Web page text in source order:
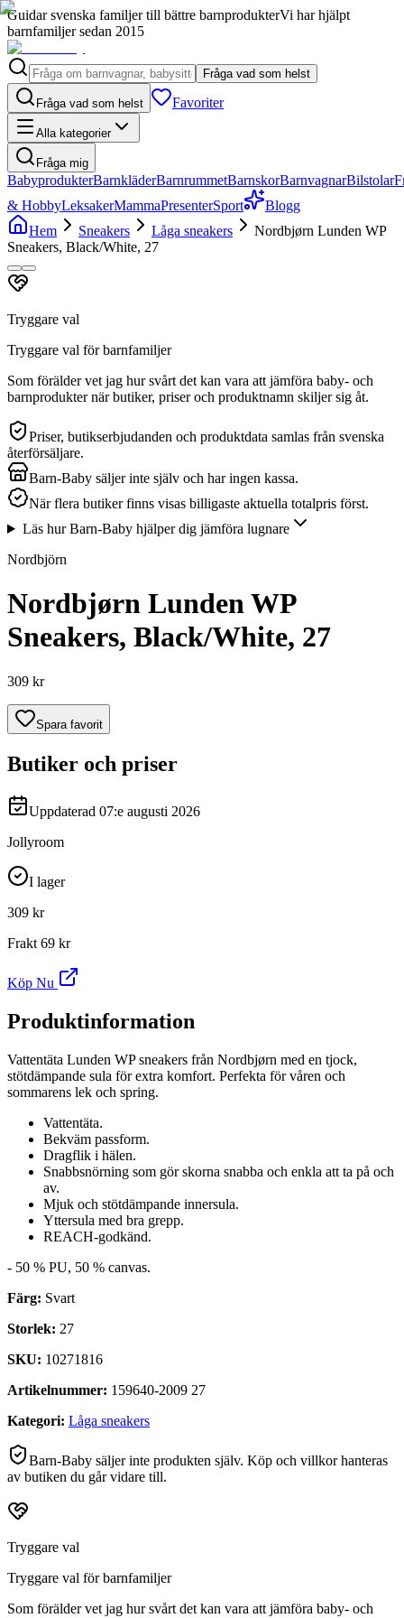
Guidar svenska familjer till bättre barnprodukterVi har hjälpt
barnfamiljer sedan 2015
Fråga vad som helst
Fråga vad som helst Favoriter
Alla kategorier
Fråga mig
BabyprodukterBarnkläderBarnrummetBarnskorBarnvagnarBilstolar
& HobbyLeksakerMammaPresenterSport
Blogg
Hem
Sneakers Låga sneakers
Nordbjørn Lunden WP
Sneakers, Black/White, 27
Tryggare val
Tryggare val för barnfamiljer
Som förälder vet jag hur svårt det kan vara att jämföra baby- och
barnprodukter när butiker, priser och produktnamn skiljer sig åt.
Priser, butikserbjudanden och produktdata samlas från svenska
återförsäljare.
Barn-Baby säljer inte själv och har ingen kassa.
När flera butiker finns visas billigaste aktuella totalpris först.
Läs hur Barn-Baby hjälper dig jämföra lugnare
Nordbjörn
Nordbjørn Lunden WP
Sneakers, Black/White, 27
309 kr
Spara favorit
Butiker och priser
Uppdaterad 07:e augusti 2026
Jollyroom
I lager
309 kr
Frakt 69 kr
Köp Nu
Produktinformation
Vattentäta Lunden WP sneakers från Nordbjørn med en tjock,
stötdämpande sula för extra komfort. Perfekta för våren och
sommarens lek och spring.
Vattentäta.
Bekväm passform.
Dragflik i hälen.
Snabbsnörning som gör skorna snabba och enkla att ta på och
av.
Mjuk och stötdämpande innersula.
Yttersula med bra grepp.
REACH-godkänd.
- 50 % PU, 50 % canvas.
Färg: Svart
Storlek: 27
SKU: 10271816
Artikelnummer: 159640-2009 27
Kategori: Låga sneakers
Barn-Baby säljer inte produkten själv. Köp och villkor hanteras
av butiken du går vidare till.
Tryggare val
Tryggare val för barnfamiljer
Som förälder vet jag hur svårt det kan vara att jämföra baby- och